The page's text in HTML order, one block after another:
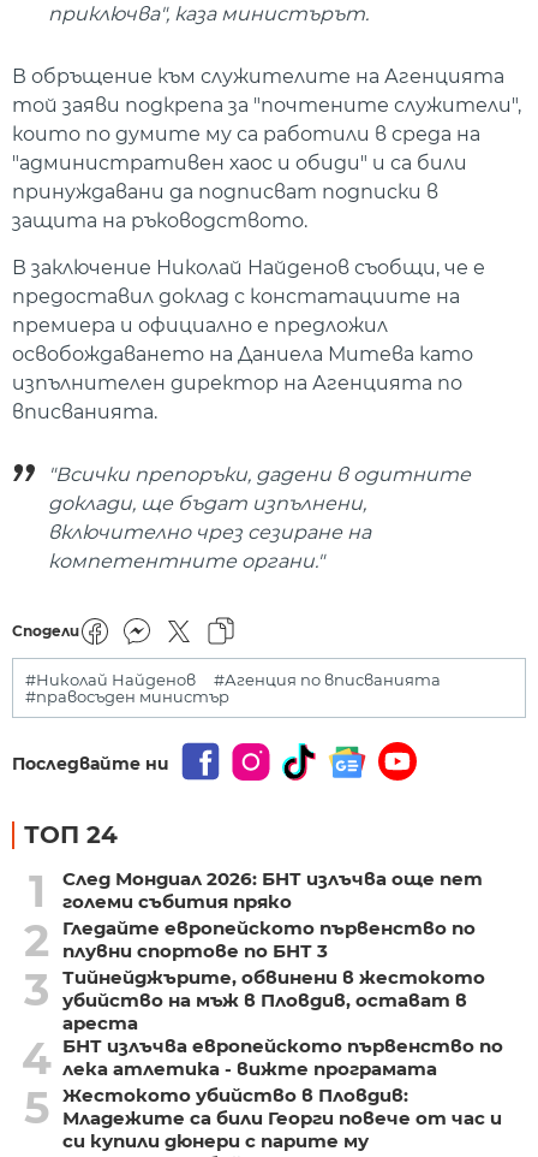
приключва", каза министърът.
В обръщение към служителите на Агенцията
той заяви подкрепа за "почтените служители",
които по думите му са работили в среда на
"административен хаос и обиди" и са били
принуждавани да подписват подписки в
защита на ръководството.
В заключение Николай Найденов съобщи, че е
предоставил доклад с констатациите на
премиера и официално е предложил
освобождаването на Даниела Митева като
изпълнителен директор на Агенцията по
вписванията.
"Всички препоръки, дадени в одитните
доклади, ще бъдат изпълнени,
включително чрез сезиране на
компетентните органи."
Сподели
#Николай Найденов
#Агенция по вписванията
#правосъден министър
Последвайте ни
ТОП 24
1
След Мондиал 2026: БНТ излъчва още пет
големи събития пряко
2
Гледайте европейското първенство по
плувни спортове по БНТ 3
3
Тийнейджърите, обвинени в жестокото
убийство на мъж в Пловдив, остават в
ареста
4 БНТ излъчва европейското първенство по
лека атлетика - вижте програмата
5 Жестокото убийство в Пловдив:
Младежите са били Георги повече от час и
си купили дюнери с парите му